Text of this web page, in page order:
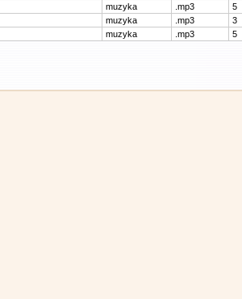
muzyka .mp3 5
muzyka .mp3 3
muzyka .mp3 5